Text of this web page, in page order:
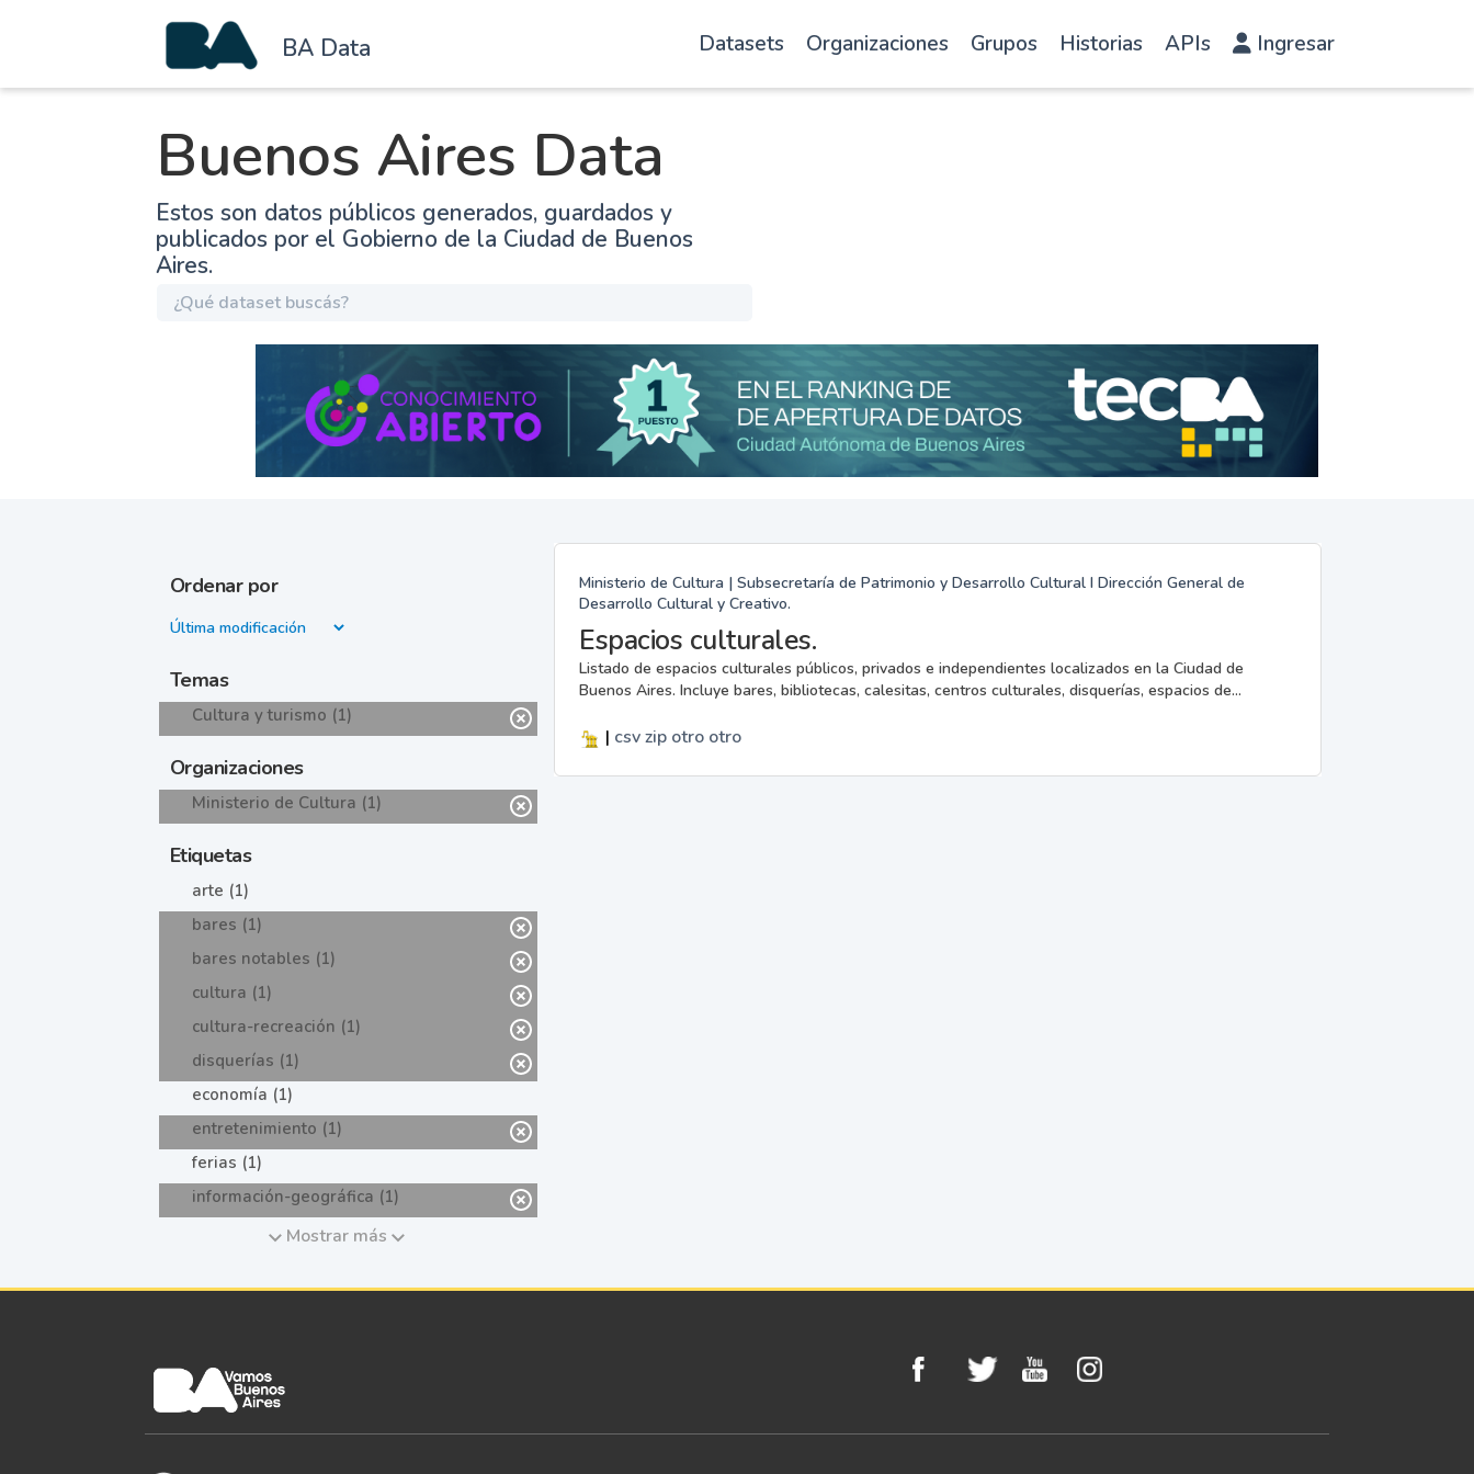
BA Data Datasets Organizaciones Grupos Historias APIs Ingresar
Buenos Aires Data
Estos son datos públicos generados, guardados y
publicados por el Gobierno de la Ciudad de Buenos
Aires.
Ordenar por
Temas
Cultura y turismo (1)
Organizaciones
Ministerio de Cultura (1)
Etiquetas
arte (1)
bares (1)
bares notables (1)
cultura (1)
cultura-recreación (1)
disquerías (1)
economía (1)
entretenimiento (1)
ferias (1)
información-geográfica (1)
Mostrar más
Ministerio de Cultura | Subsecretaría de Patrimonio y Desarrollo Cultural I Dirección General de
Desarrollo Cultural y Creativo.
Espacios culturales.
Listado de espacios culturales públicos, privados e independientes localizados en la Ciudad de
Buenos Aires. Incluye bares, bibliotecas, calesitas, centros culturales, disquerías, espacios de...
| csvzip otro otro